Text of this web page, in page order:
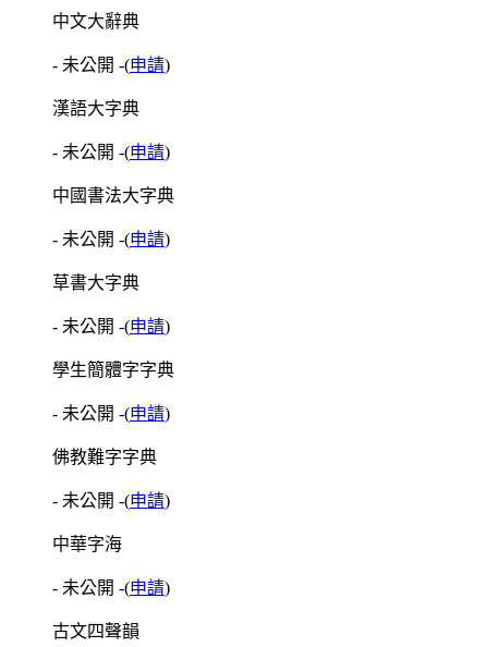
中文大辭典
- 未公開 -(申請)
漢語大字典
- 未公開 -(申請)
中國書法大字典
- 未公開 -(申請)
草書大字典
- 未公開 -(申請)
學生簡體字字典
- 未公開 -(申請)
佛教難字字典
- 未公開 -(申請)
中華字海
- 未公開 -(申請)
古文四聲韻